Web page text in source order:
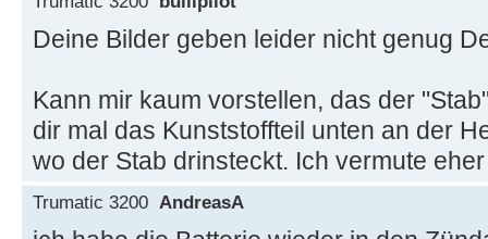
Deine Bilder geben leider nicht genug
Kann mir kaum vorstellen, das der
dir mal das Kunststoffteil unten an der
wo der Stab drinsteckt. Ich vermute
Trumatic 3200 AndreasA